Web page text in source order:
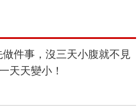
做件事，沒三天小腹就不見
天天變小！